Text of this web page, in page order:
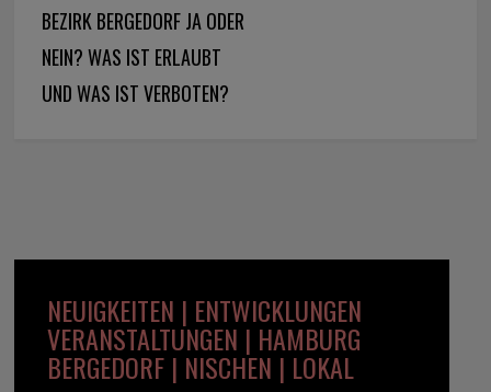
BEZIRK BERGEDORF JA ODER
NEIN? WAS IST ERLAUBT
UND WAS IST VERBOTEN?
NEUIGKEITEN | ENTWICKLUNGEN
VERANSTALTUNGEN | HAMBURG
BERGEDORF | NISCHEN | LOKAL